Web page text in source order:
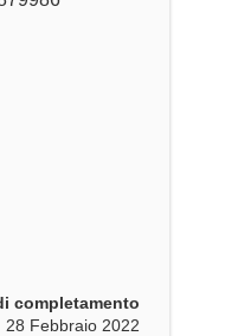
completamento
28 Febbraio 2022